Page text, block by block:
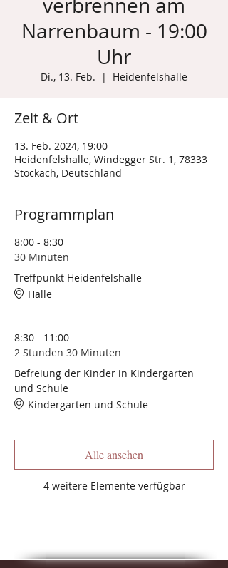
verbrennen am
Narrenbaum - 19:00
Uhr
Di., 13. Feb.
  |
Heidenfelshalle
Zeit & Ort
13. Feb. 2024, 19:00
Heidenfelshalle, Windegger Str. 1, 78333
Stockach, Deutschland
Programmplan
8:00 - 8:30
30 Minuten
Treffpunkt Heidenfelshalle
Halle
8:30 - 11:00
2 Stunden 30 Minuten
Befreiung der Kinder in Kindergarten
und Schule
Kindergarten und Schule
4 weitere Elemente verfügbar
Alle ansehen